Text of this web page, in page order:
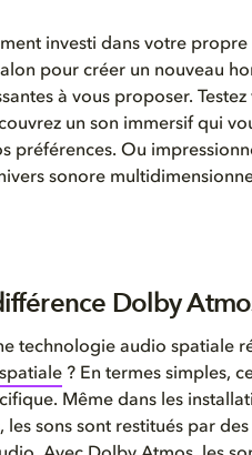
investi dans votre
pour créer un nouveau
à vous proposer.
un son immersif qui
préférences. Ou
sonore
Dolby
technologie audio spatiale
? En termes simples,
Même dans les
les sons sont restitués par